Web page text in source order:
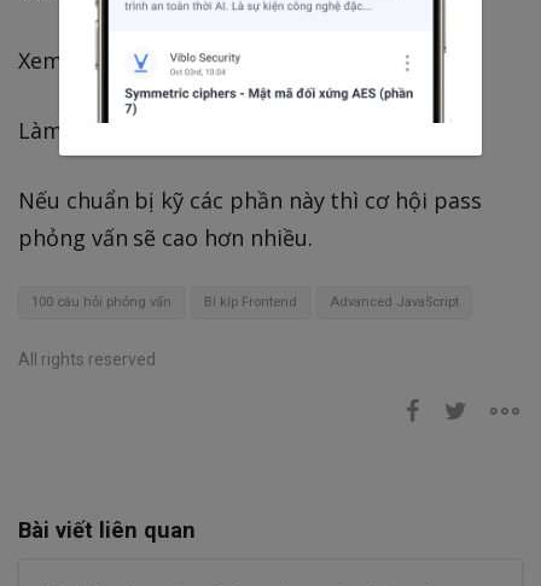
Xem các câu hỏi phỏng vấn phổ biến
Làm project để có kinh nghiệm thực tế
Nếu chuẩn bị kỹ các phần này thì cơ hội pass
phỏng vấn sẽ cao hơn nhiều.
100 câu hỏi phỏng vấn Bí kíp Frontend Advanced JavaScript
All rights reserved
Bài viết liên quan